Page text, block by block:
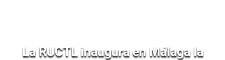
La RUCTL inaugura en Málaga la